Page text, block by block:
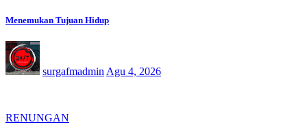
Menemukan Tujuan Hidup
surgafmadmin Agu 4, 2026
RENUNGAN